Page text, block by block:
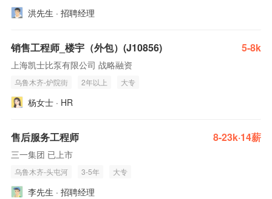
洪先生 · 招聘经理
销售工程师_楼宇（外包）(J10856) 5-8k
上海凯士比泵有限公司 战略融资
乌鲁木齐-炉院街 2年以上 大专
杨女士 · HR
售后服务工程师 8-23k·14薪
三一集团 已上市
乌鲁木齐-头屯河 3-5年 大专
李先生 · 招聘经理